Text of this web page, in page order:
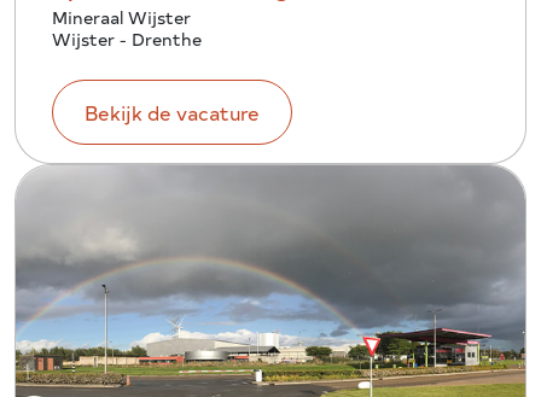
Mineraal Wijster
Wijster - Drenthe
Bekijk de vacature